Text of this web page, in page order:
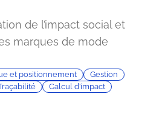
de l’impact social et
marques de mode
et positionnement
Gestion
Calcul d’impact